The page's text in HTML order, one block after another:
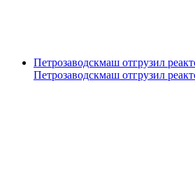
Петрозаводскмаш отгрузил
Петрозаводскмаш отгрузил